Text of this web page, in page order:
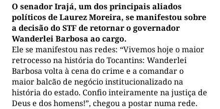
O senador Irajá, um dos principais aliados
políticos de Laurez Moreira, se manifestou sobre
a decisão do STF de retornar o governador
Wanderlei Barbosa ao cargo.
Ele se manifestou nas redes: “Vivemos hoje o maior
retrocesso na história do Tocantins: Wanderlei
Barbosa volta à cena do crime e a comandar o
maior balcão de negócio institucionalizado na
história do estado. Confio inteiramente na justiça de
Deus e dos homens!”, chegou a postar numa rede.